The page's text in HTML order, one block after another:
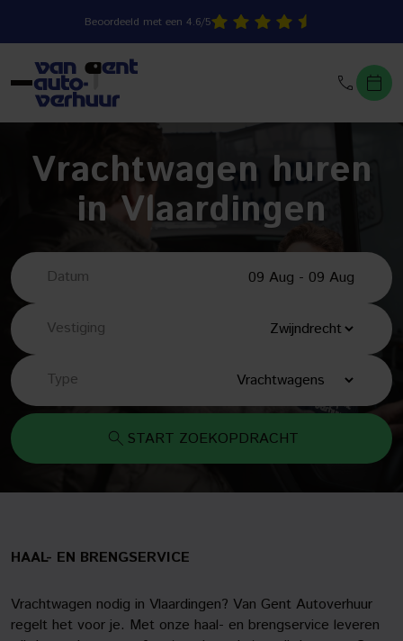
Beoordeeld met een 4.6/5
Vrachtwagen huren
in Vlaardingen
Datum
Vestiging
Type
START ZOEKOPDRACHT
HAAL- EN BRENGSERVICE
Vrachtwagen nodig in Vlaardingen? Van Gent Autoverhuur
regelt het voor je. Met onze haal- en brengservice leveren